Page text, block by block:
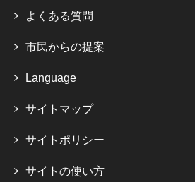
よくある質問
市民からの提案
Language
サイトマップ
サイトポリシー
サイトの使い方